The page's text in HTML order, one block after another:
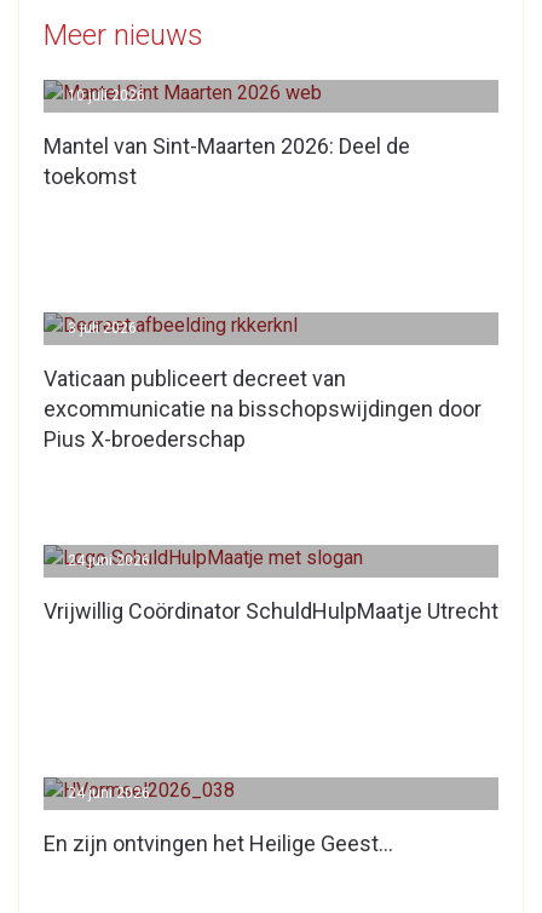
Meer nieuws
Mantel van Sint-Maarten 2026: Deel de
toekomst
10 juli 2026
Vaticaan publiceert decreet van
excommunicatie na bisschopswijdingen door
Pius X-broederschap
3 juli 2026
Vrijwillig Coördinator SchuldHulpMaatje Utrecht
24 juni 2026
En zijn ontvingen het Heilige Geest…
24 juni 2026